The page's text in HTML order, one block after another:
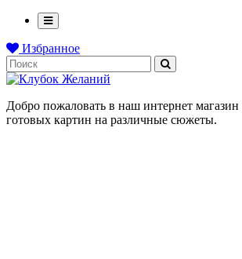
Избранное
Добро пожаловать в наш интернет
готовых картин на различные сюжеты.